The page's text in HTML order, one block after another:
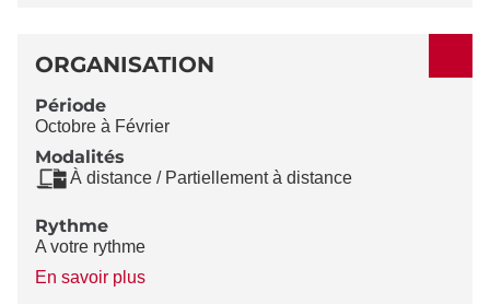
ORGANISATION
Période
Octobre à Février
Modalités
À distance / Partiellement à distance
Rythme
A votre rythme
En savoir plusà